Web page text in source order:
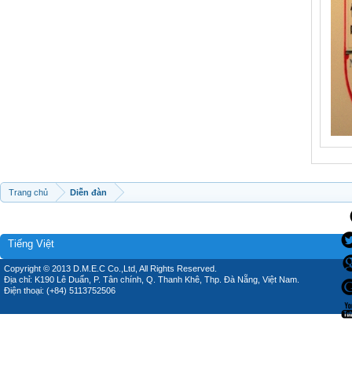
Trang chủ Diễn đàn
Tiếng Việt
Copyright © 2013 D.M.E.C Co.,Ltd, All Rights Reserved.
Địa chỉ: K190 Lê Duẩn, P. Tân chính, Q. Thanh Khê, Thp. Đà Nẵng, Việt Nam.
Điện thoại: (+84) 5113752506